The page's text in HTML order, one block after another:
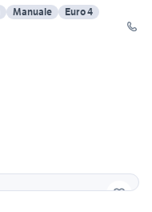
Manuale
Euro 4